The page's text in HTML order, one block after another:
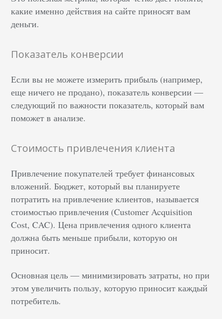
какие именно действия на сайте приносят вам
деньги.
Показатель конверсии
Если вы не можете измерить прибыль (например,
еще ничего не продано), показатель конверсии —
следующий по важности показатель, который вам
поможет в анализе.
Стоимость привлечения клиента
Привлечение покупателей требует финансовых
вложений. Бюджет, который вы планируете
потратить на привлечение клиентов, называется
стоимостью привлечения (Customer Acquisition
Cost, CAC). Цена привлечения одного клиента
должна быть меньше прибыли, которую он
приносит.
Основная цель — минимизировать затраты, но при
этом увеличить пользу, которую приносит каждый
потребитель.